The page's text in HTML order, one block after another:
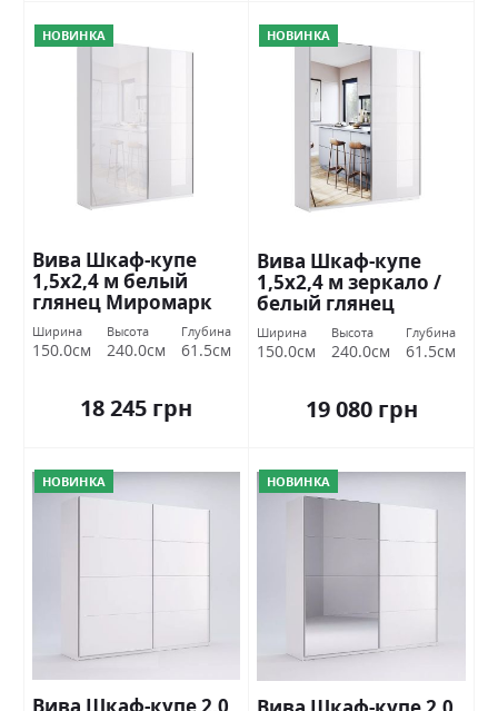
НОВИНКА
Вива Шкаф-купе
1,5х2,4 м белый
глянец Миромарк
Ширина
150.0см
Высота
240.0см
Глубина
61.5см
18 245 грн
НОВИНКА
Вива Шкаф-купе
1,5х2,4 м зеркало /
белый глянец
Миромарк
Ширина
150.0см
Высота
240.0см
Глубина
61.5см
19 080 грн
НОВИНКА
Вива Шкаф-купе 2,0
НОВИНКА